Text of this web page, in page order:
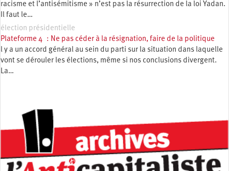
racisme et l’antisémitisme » n’est pas la résurrection de la loi Yadan.
Il faut le…
élection présidentielle
Plateforme 4 : Ne pas céder à la résignation, faire de la politique
l y a un accord général au sein du parti sur la situation dans laquelle
vont se dérouler les élections, même si nos conclusions divergent.
La…